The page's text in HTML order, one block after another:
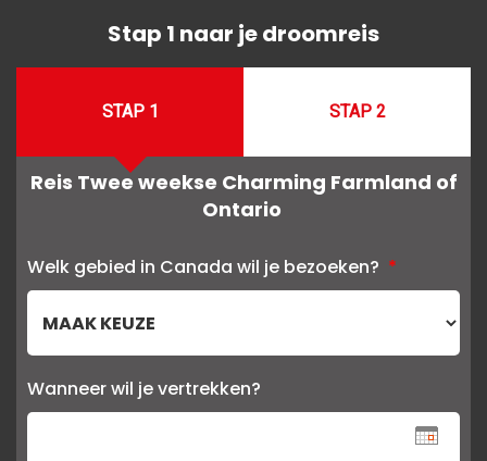
Stap 1 naar je droomreis
STAP 1 STAP 2
Reis Twee weekse Charming Farmland of
Ontario
Welk gebied in Canada wil je bezoeken? *
Wanneer wil je vertrekken?